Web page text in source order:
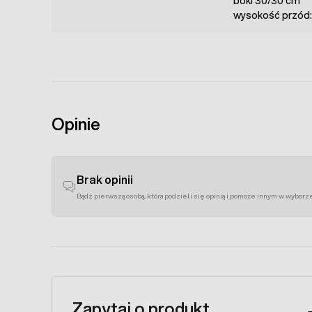
wysokość
Opinie
Brak opinii
Bądź pierwszą osobą, która podzieli się opinią i pomoże innym w